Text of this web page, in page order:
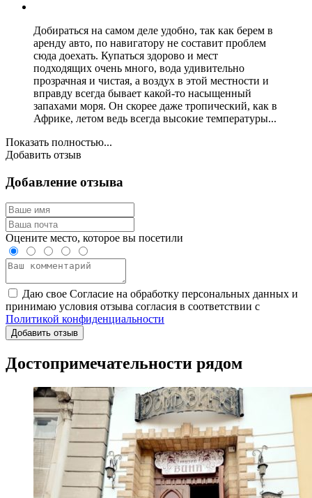
Добираться на самом деле удобно, так как берем в
аренду авто, по навигатору не составит проблем
сюда доехать. Купаться здорово и мест
подходящих очень много, вода удивительно
прозрачная и чистая, а воздух в этой местности и
вправду всегда бывает какой-то насыщенный
запахами моря. Он скорее даже тропический, как в
Африке, летом ведь всегда высокие температуры...
Показать полностью...
Добавить отзыв
Добавление отзыва
Оцените место, которое вы посетили
Даю свое Согласие на обработку персональных данных и
принимаю условия отзыва согласия в соответствии с
Политикой конфиденциальности
Добавить отзыв
Достопримечательности рядом